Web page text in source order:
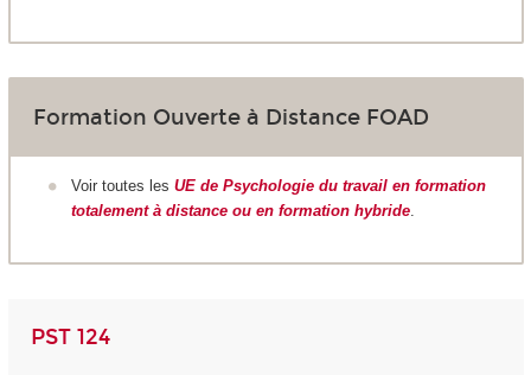
Formation Ouverte à Distance FOAD
Voir toutes les UE de Psychologie du travail en formation
totalement à distance ou en formation hybride.
PST 124